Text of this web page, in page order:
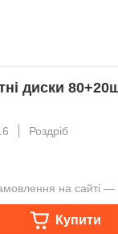
диски
Роздріб
на сайті
Купити